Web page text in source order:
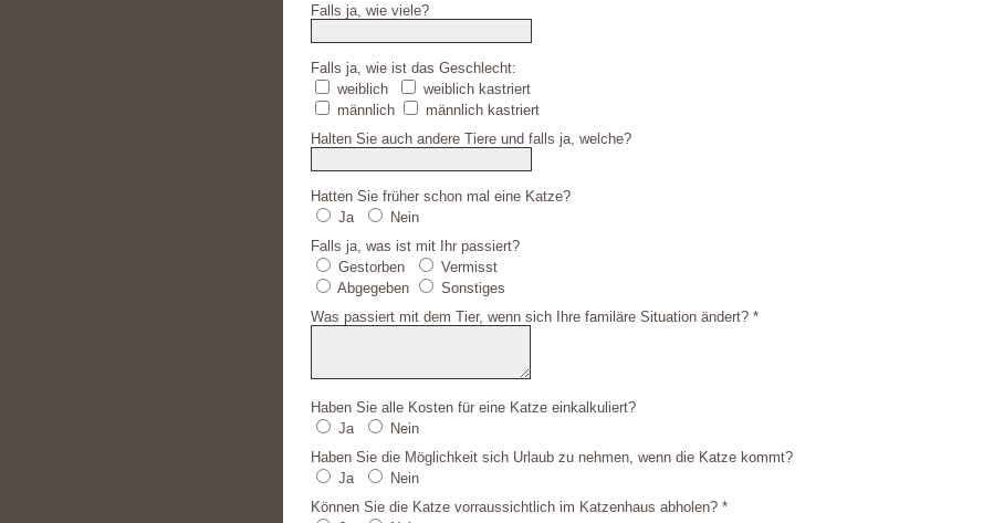
Falls ja, wie viele?
Falls ja, wie ist das Geschlecht:
weiblich
weiblich kastriert
männlich
männlich kastriert
Halten Sie auch andere Tiere und falls ja, welche?
Hatten Sie früher schon mal eine Katze?
Ja
Nein
Falls ja, was ist mit Ihr passiert?
Gestorben
Vermisst
Abgegeben
Sonstiges
Was passiert mit dem Tier, wenn sich Ihre familäre Situation ändert? *
Haben Sie alle Kosten für eine Katze einkalkuliert?
Ja
Nein
Haben Sie die Möglichkeit sich Urlaub zu nehmen, wenn die Katze kommt?
Ja
Nein
Können Sie die Katze vorraussichtlich im Katzenhaus abholen? *